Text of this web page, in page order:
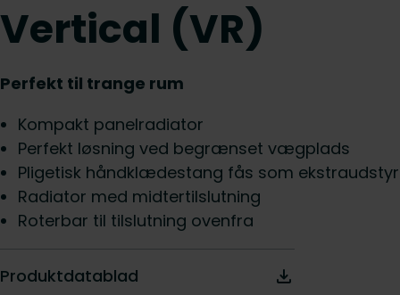
Vertical (VR)
Perfekt til trange rum
Kompakt panelradiator
Perfekt løsning ved begrænset vægplads
Pligetisk håndklædestang fås som ekstraudstyr
Radiator med midtertilslutning
Roterbar til tilslutning ovenfra
Produktdatablad